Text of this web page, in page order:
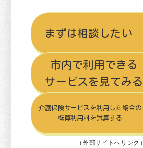
まずは相談したい
市内で利用できる
サービスを見てみる
介護保険サービスを利用した場合の
概算利用料を試算する
（外部サイトへリンク）